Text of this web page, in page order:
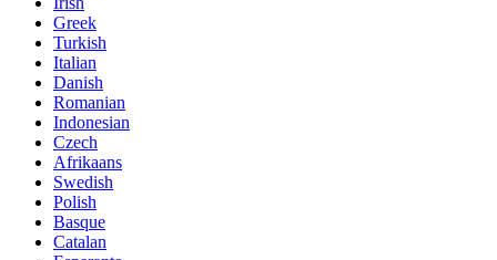
Greek
Turkish
Italian
Danish
Romanian
Indonesian
Czech
Afrikaans
Swedish
Polish
Basque
Catalan